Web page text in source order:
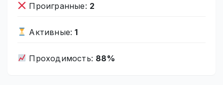
Проигранные: 2
Активные:1
Проходимость: 88%